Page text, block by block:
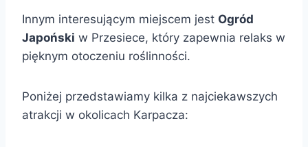
Innym interesującym miejscem jest Ogród
Japoński w Przesiece, który zapewnia relaks w
pięknym otoczeniu roślinności.
Poniżej przedstawiamy kilka z najciekawszych
atrakcji w okolicach Karpacza: